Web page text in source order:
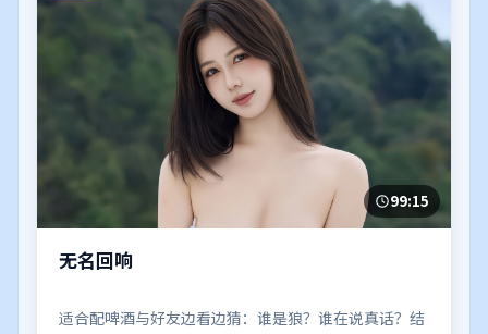
99:15
无名回响
适合配啤酒与好友边看边猜：谁是狼？谁在说真话？结